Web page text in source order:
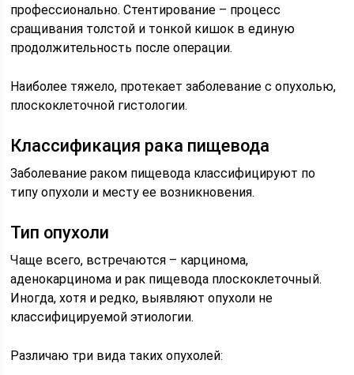
профессионально. Стентирование – процесс
сращивания толстой и тонкой кишок в единую
продолжительность после операции.
Наиболее тяжело, протекает заболевание с опухолью,
плоскоклеточной гистологии.
Классификация рака пищевода
Заболевание раком пищевода классифицируют по
типу опухоли и месту ее возникновения.
Тип опухоли
Чаще всего, встречаются – карцинома,
аденокарцинома и рак пищевода плоскоклеточный.
Иногда, хотя и редко, выявляют опухоли не
классифицируемой этиологии.
Различаю три вида таких опухолей: